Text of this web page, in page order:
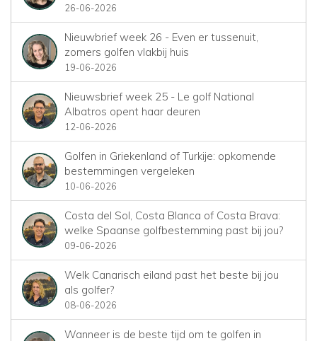
26-06-2026
Nieuwbrief week 26 - Even er tussenuit,
zomers golfen vlakbij huis
19-06-2026
Nieuwsbrief week 25 - Le golf National
Albatros opent haar deuren
12-06-2026
Golfen in Griekenland of Turkije: opkomende
bestemmingen vergeleken
10-06-2026
Costa del Sol, Costa Blanca of Costa Brava:
welke Spaanse golfbestemming past bij jou?
09-06-2026
Welk Canarisch eiland past het beste bij jou
als golfer?
08-06-2026
Wanneer is de beste tijd om te golfen in